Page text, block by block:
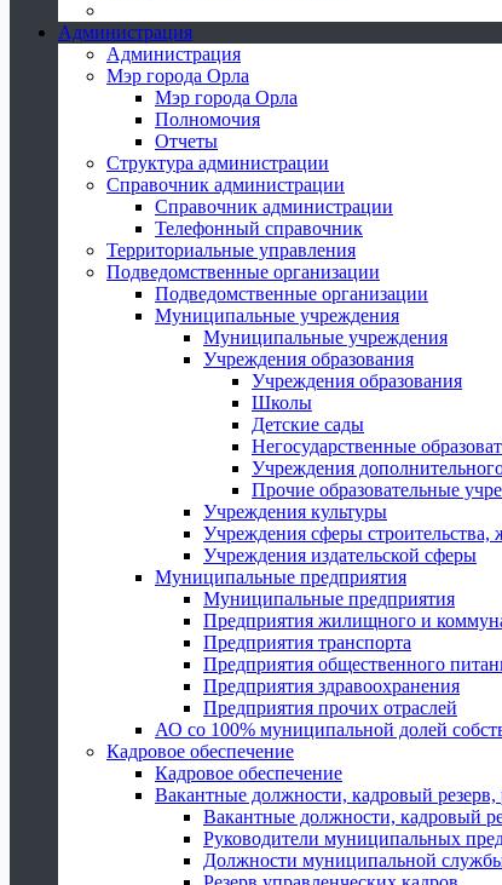
Администрация
Администрация
Мэр города Орла
Мэр города Орла
Полномочия
Отчеты
Структура администрации
Справочник администрации
Справочник администрации
Телефонный справочник
Территориальные управления
Подведомственные организации
Подведомственные организации
Муниципальные учреждения
Муниципальные учреждения
Учреждения образования
Учреждения образования
Школы
Детские сады
Негосударственные
Учреждения
Прочие образовательные
Учреждения культуры
Учреждения сферы
Учреждения издательской сферы
Муниципальные предприятия
Муниципальные предприятия
Предприятия жилищного и
Предприятия транспорта
Предприятия общественного
Предприятия здравоохранения
Предприятия прочих отраслей
АО со 100% муниципальной долей
Кадровое обеспечение
Кадровое обеспечение
Вакантные должности, кадровый резерв,
Вакантные должности, кадровый
Руководители муниципальных
Должности муниципальной